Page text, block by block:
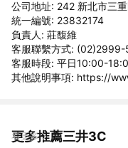
公司地址: 242 新北市三
統一編號: 23832174
負責人: 莊馥維
客服聯繫方式: (02)2999-
客服時段: 平日10:00-
其他說明事項: https://
更多推薦三井3C
看更多